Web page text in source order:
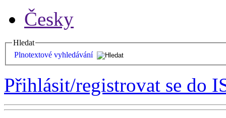
Česky
Hledat
Plnotextové vyhledávání
Přihlásit/registrovat se do